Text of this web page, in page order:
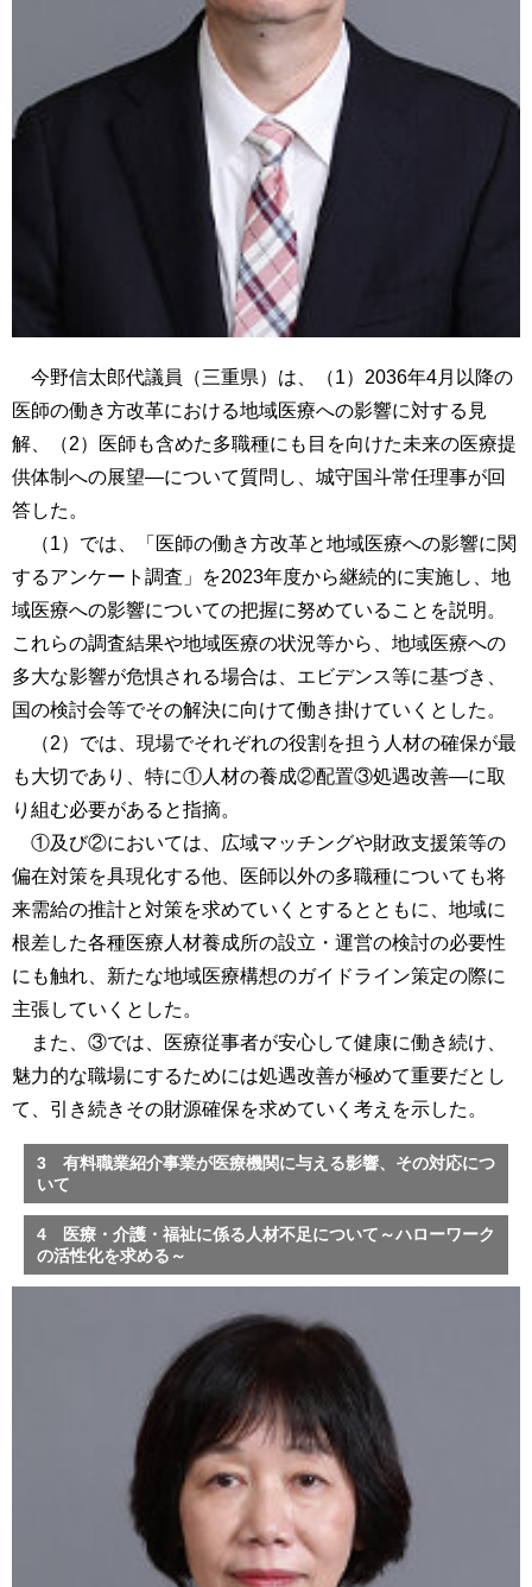
今野信太郎代議員（三重県）は、（1）2036年4月以降の
医師の働き方改革における地域医療への影響に対する見
解、（2）医師も含めた多職種にも目を向けた未来の医療提
供体制への展望―について質問し、城守国斗常任理事が回
答した。
（1）では、「医師の働き方改革と地域医療への影響に関
するアンケート調査」を2023年度から継続的に実施し、地
域医療への影響についての把握に努めていることを説明。
これらの調査結果や地域医療の状況等から、地域医療への
多大な影響が危惧される場合は、エビデンス等に基づき、
国の検討会等でその解決に向けて働き掛けていくとした。
（2）では、現場でそれぞれの役割を担う人材の確保が最
も大切であり、特に①人材の養成②配置③処遇改善―に取
り組む必要があると指摘。
①及び②においては、広域マッチングや財政支援策等の
偏在対策を具現化する他、医師以外の多職種についても将
来需給の推計と対策を求めていくとするとともに、地域に
根差した各種医療人材養成所の設立・運営の検討の必要性
にも触れ、新たな地域医療構想のガイドライン策定の際に
主張していくとした。
また、③では、医療従事者が安心して健康に働き続け、
魅力的な職場にするためには処遇改善が極めて重要だとし
て、引き続きその財源確保を求めていく考えを示した。
3 有料職業紹介事業が医療機関に与える影響、その対応につ
いて
4 医療・介護・福祉に係る人材不足について～ハローワーク
の活性化を求める～